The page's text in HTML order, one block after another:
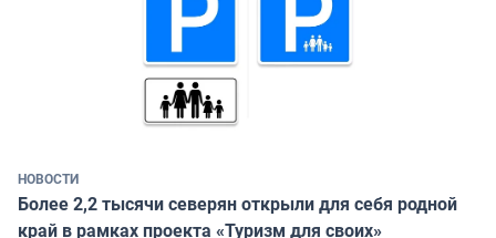
НОВОСТИ
Более 2,2 тысячи северян открыли для себя родной
край в рамках проекта «Туризм для своих»